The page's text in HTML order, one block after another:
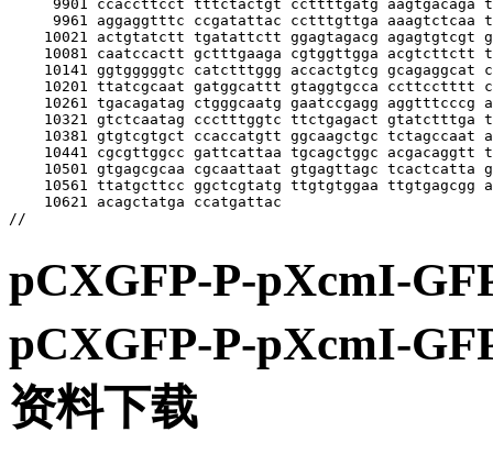
pCXGFP-P-pXcmI-
pCXGFP-P-pXcmI-
资料下载